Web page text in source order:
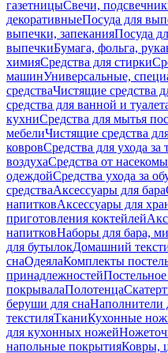
газетницыСвечи,
декоративныеПосуда для
выпечки, запеканияПосуда
выпечкиБумага, фольга,
химияСредства для стирки
машинУниверсальные,
средстваЧистящие средства
средства для ванной и
кухниСредства для мытья
мебелиЧистящие средства
ковровСредства для ухода за
воздухаСредства от
одеждойСредства ухода за
средстваАксессуары для бара
напитковАксессуары для
приготовления коктейлей
напитковНаборы для бара,
для бутылокДомашний
снаОдеялаКомплекты
принадлежностейПостельное
покрывалаПолотенца
беруши для снаНаполнители
текстиляТканиКухонные
для кухонных ножей
напольные покрытияКовры,